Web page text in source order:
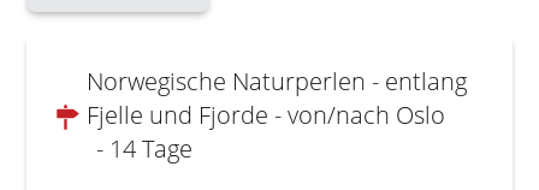
Norwegische Naturperlen - entlang
Fjelle und Fjorde - von/nach Oslo
- 14 Tage